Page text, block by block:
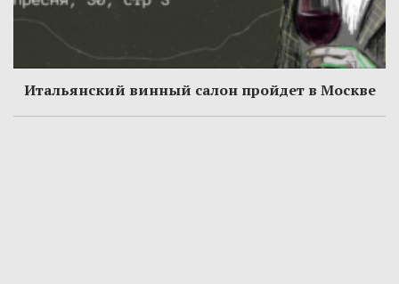
Итальянский винный салон пройдет в Москве